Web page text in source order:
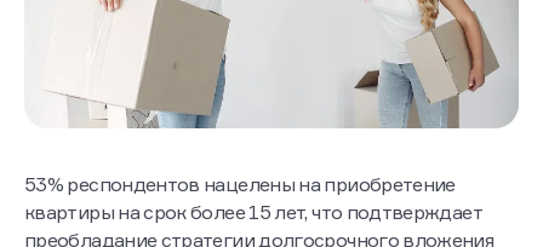
53% респондентов нацелены на приобретение
квартиры на срок более 15 лет, что подтверждает
преобладание стратегии долгосрочного вложения